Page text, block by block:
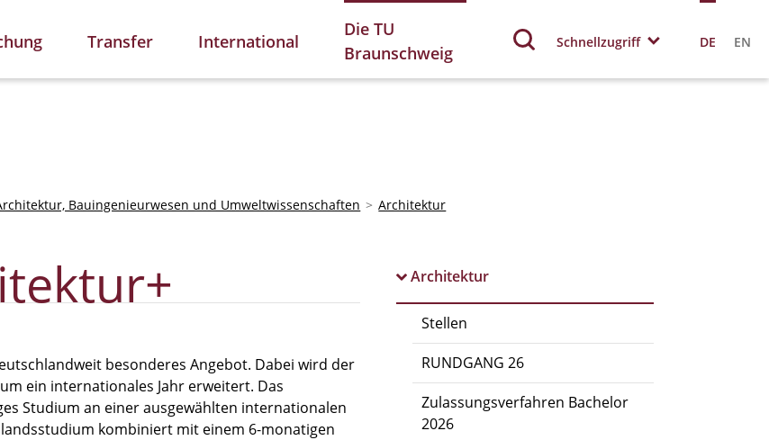
Transfer International
Die TU
Braunschweig
Schnellzugriff DE EN
Bauingenieurwesen und Umweltwissenschaften Architektur
Architektur
Stellen
RUNDGANG 26
Zulassungsverfahren Bachelor
2026
besonderes Angebot. Dabei wird der
ein internationales Jahr erweitert. Das
Studium an einer ausgewählten internationalen
kombiniert mit einem 6-monatigen